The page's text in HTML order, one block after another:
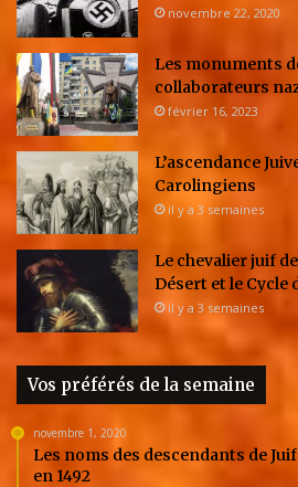
novembre 22, 2020
Les monuments
collaborateurs
février 16, 2023
L’ascendance
Carolingiens
il y a 3 semaines
Le chevalier juif
Désert et le Cycle
il y a 3 semaines
Vos préférés de la semaine
novembre 1, 2020
Les noms des descendants de
en 1492